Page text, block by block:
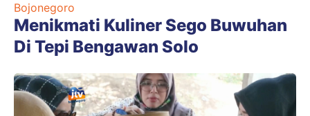
Bojonegoro
Menikmati Kuliner Sego Buwuhan
Di Tepi Bengawan Solo